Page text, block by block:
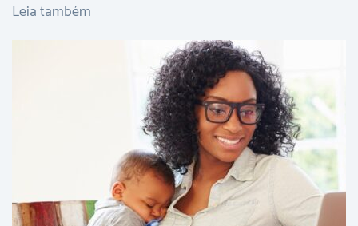
Leia também